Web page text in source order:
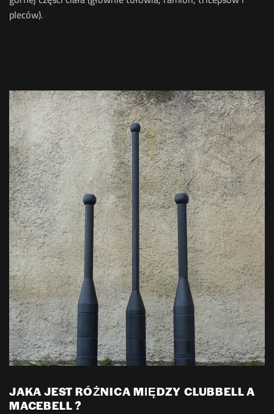
pleców).
JAKA JEST RÓŻNICA MIĘDZY CLUBBELL A
MACEBELL ?